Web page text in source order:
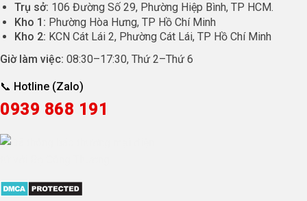
Trụ sở: 106 Đường Số 29, Phường Hiệp Bình, TP HCM.
Kho 1: Phường Hòa Hưng, TP Hồ Chí Minh
Kho 2: KCN Cát Lái 2, Phường Cát Lái, TP Hồ Chí Minh
Giờ làm việc: 08:30–17:30, Thứ 2–Thứ 6
📞 Hotline (Zalo)
0939 868 191